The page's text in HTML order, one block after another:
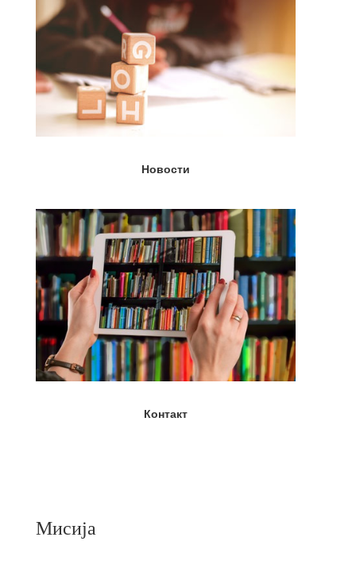
Новости
Контакт
Мисија